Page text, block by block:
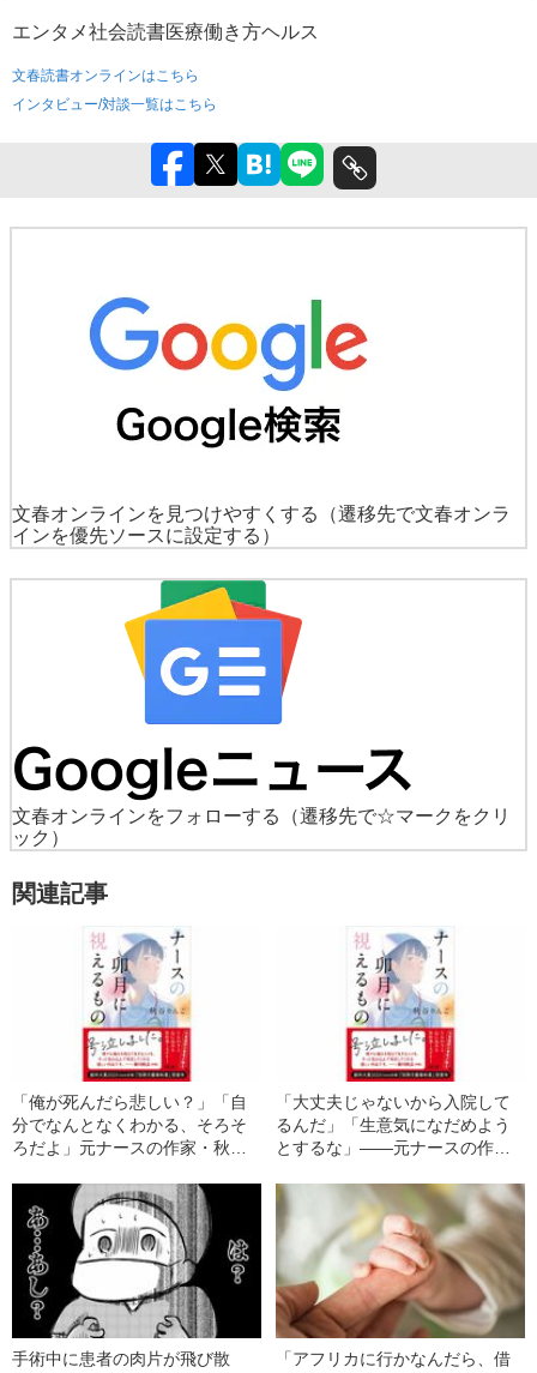
エンタメ社会読書医療働き方ヘルス
文春読書オンラインはこちら
インタビュー/対談一覧はこちら
文春オンラインを見つけやすくする
（遷移先で文春オンラ
インを優先ソースに設定する）
文春オンラインをフォローする
（遷移先で☆マークをクリ
ック）
関連記事
「俺が死んだら悲しい？」「自
分でなんとなくわかる、そろそ
ろだよ」元ナースの作家・秋谷
「大丈夫じゃないから入院して
るんだ」「生意気になだめよう
とするな」――元ナースの作家
手術中に患者の肉片が飛び散
「アフリカに行かなんだら、借